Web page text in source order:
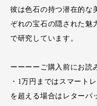
彼は色石の持つ潜在的な
ぞれの宝石の隠された魅
で研究しています。
ーーーーご購入前にお読
・1万円まではスマート
を超える場合はレターパ